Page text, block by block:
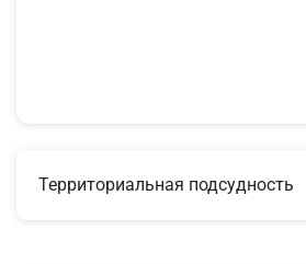
Территориальная подсудность